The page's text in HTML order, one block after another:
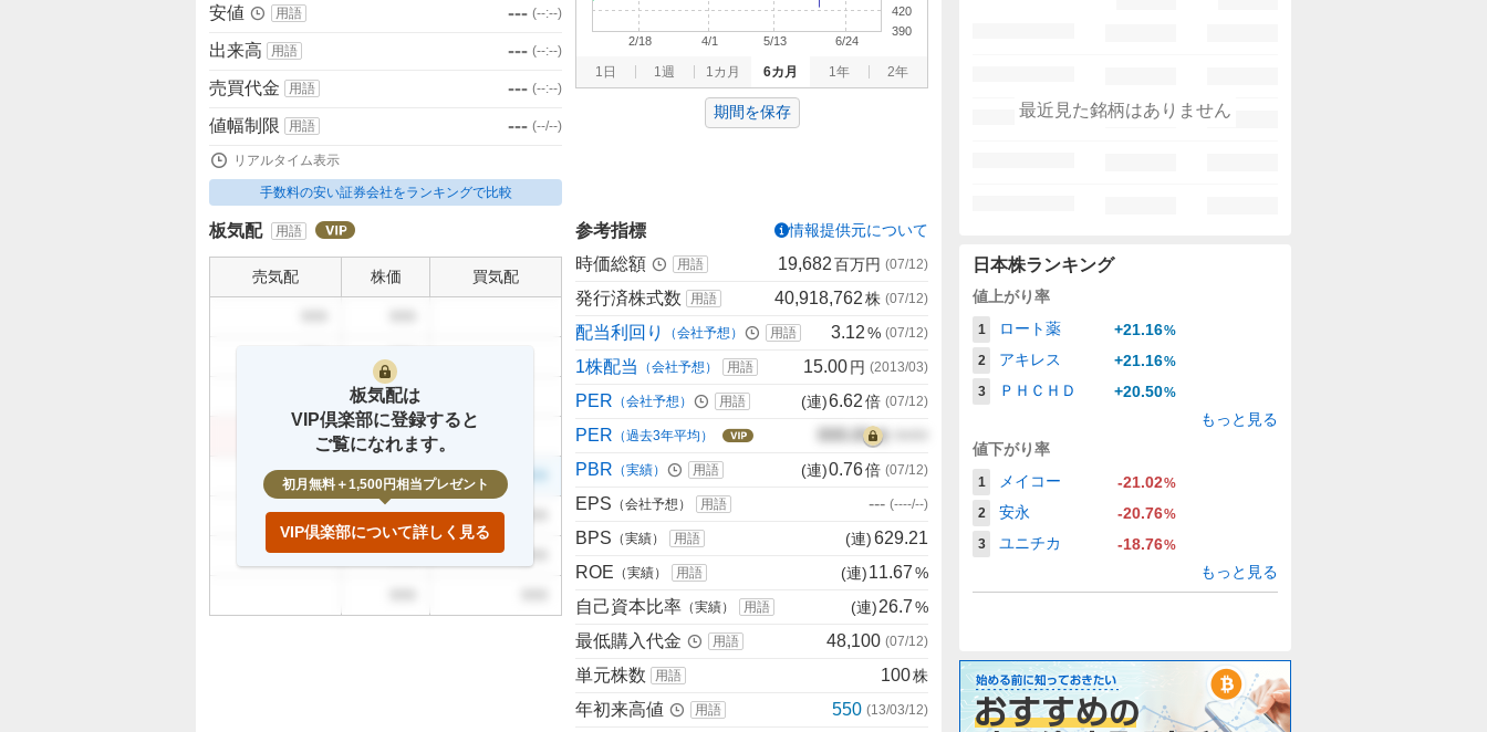
安値 用語 --- (--:--)
出来高 用語 --- (--:--)
売買代金 用語 --- (--:--)
値幅制限 用語 --- (--/--)
リアルタイム表示
手数料の安い証券会社をランキングで比較
1日 1週 1カ月 6カ月 1年 2年
390
420
2/18 4/1 5/13 6/24
期間を保存
板気配 用語
売気配 株価 買気配
999
999 999
999
999
999
板気配は
VIP倶楽部に登録すると
ご覧になれます。
初月無料＋1,500円相当プレゼント
VIP倶楽部について詳しく見る
参考指標 情報提供元について
時価総額 用語 19,682百万円 (07/12)
発行済株式数 用語 40,918,762株 (07/12)
配当利回り （会社予想） 用語 3.12% (07/12)
1株配当 （会社予想） 用語 15.00円 (2013/03)
PER （会社予想） 用語 (連)6.62倍 (07/12)
PER （過去3年平均） 000.00倍
PBR （実績） 用語 (連)0.76倍 (07/12)
EPS （会社予想） 用語 --- (----/--)
BPS （実績） 用語 (連)629.21
ROE （実績） 用語 (連)11.67%
自己資本比率 （実績） 用語 (連)26.7%
最低購入代金 用語 48,100 (07/12)
単元株数 用語 100株
年初来高値 用語 550 (13/03/12)
最近見た銘柄はありません
日本株ランキング
値上がり率
1 ロート薬 +21.16%
2
アキレス +21.16%
3
ＰＨＣＨＤ +20.50%
もっと見る
値下がり率
1 メイコー -21.02%
2
安永 -20.76%
3
ユニチカ -18.76%
もっと見る